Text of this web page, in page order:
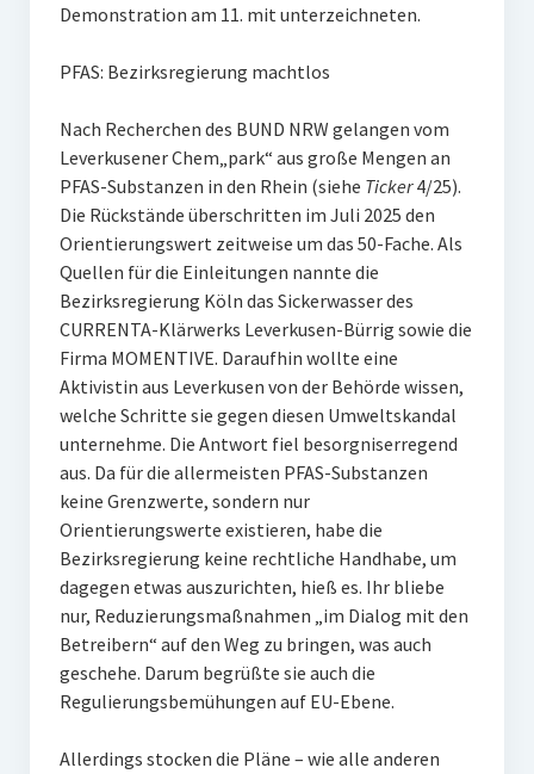
Demonstration am 11. mit unterzeichneten.
PFAS: Bezirksregierung machtlos
Nach Recherchen des BUND NRW gelangen vom
Leverkusener Chem„park“ aus große Mengen an
PFAS-Substanzen in den Rhein (siehe Ticker4/25).
Die Rückstände überschritten im Juli 2025 den
Orientierungswert zeitweise um das 50-Fache. Als
Quellen für die Einleitungen nannte die
Bezirksregierung Köln das Sickerwasser des
CURRENTA-Klärwerks Leverkusen-Bürrig sowie die
Firma MOMENTIVE. Daraufhin wollte eine
Aktivistin aus Leverkusen von der Behörde wissen,
welche Schritte sie gegen diesen Umweltskandal
unternehme. Die Antwort fiel besorgniserregend
aus. Da für die allermeisten PFAS-Substanzen
keine Grenzwerte, sondern nur
Orientierungswerte existieren, habe die
Bezirksregierung keine rechtliche Handhabe, um
dagegen etwas auszurichten, hieß es. Ihr bliebe
nur, Reduzierungsmaßnahmen „im Dialog mit den
Betreibern“ auf den Weg zu bringen, was auch
geschehe. Darum begrüßte sie auch die
Regulierungsbemühungen auf EU-Ebene.
Allerdings stocken die Pläne – wie alle anderen